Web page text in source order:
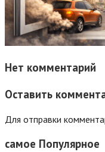
Нет комментарий
Оставить
Для отправки
самое Популярное